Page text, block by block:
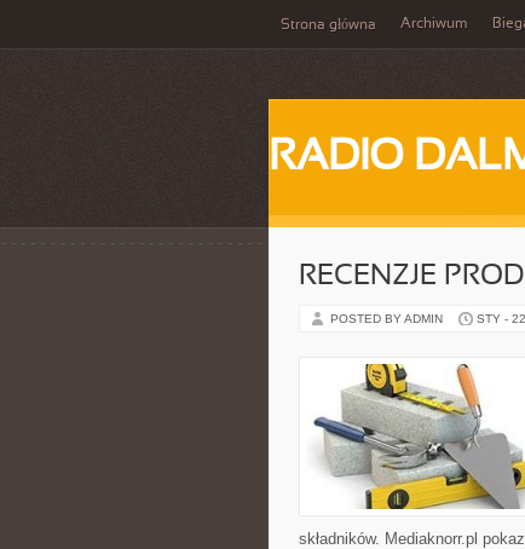
Strona główna Archiwum
RADIO
RECENZJE
POSTED BY ADMIN STY -
składników. Mediaknorr.pl